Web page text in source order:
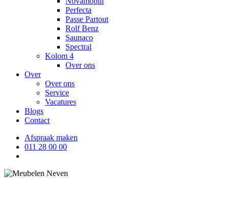
Perfecta
Passe Partout
Rolf Benz
Saunaco
Spectral
Kolom 4
Over ons
Over
Over ons
Service
Vacatures
Blogs
Contact
Afspraak maken
011 28 00 00